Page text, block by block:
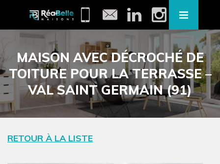
MAISON AVEC DÉCROCHÉ DE
TOITURE POUR LA TERRASSE –
VAL SAINT GERMAIN (91)
RETOUR À LA LISTE